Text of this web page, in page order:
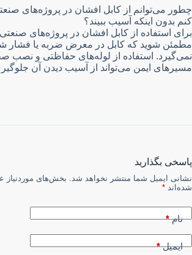
چطور می‌توانم از کابل افشان در پروژه‌های
کنم بدون اینکه آسیب ببیند؟
برای استفاده از کابل افشان در پروژه‌های صنعتی،
مطمئن شوید که کابل در معرض ضربه یا فشار
نمی‌گیرد. استفاده از لوله‌های حفاظتی و نصب
مسیرهای ایمن می‌تواند از آسیب دیدن آن
پاسخی بگذارید
نشانی ایمیل شما منتشر نخواهد شد.
بخش‌های موردنیاز
شده‌اند *
نام*
ایمیل*